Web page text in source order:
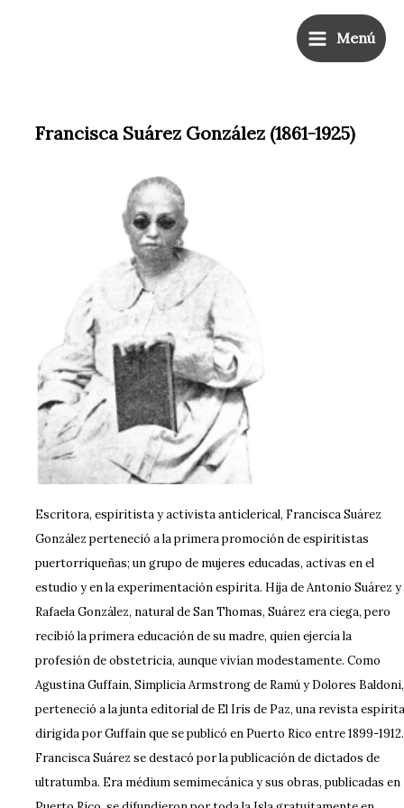
Main
Menu
Menú
Francisca Suárez González (1861-1925)
Escritora, espiritista y activista anticlerical, Francisca Suárez
González perteneció a la primera promoción de espiritistas
puertorriqueñas; un grupo de mujeres educadas, activas en el
estudio y en la experimentación espírita. Hija de Antonio Suárez y
Rafaela González, natural de San Thomas, Suárez era ciega, pero
recibió la primera educación de su madre, quien ejercía la
profesión de obstetricia, aunque vivían modestamente. Como
Agustina Guffain, Simplicia Armstrong de Ramú y Dolores Baldoni,
perteneció a la junta editorial de El Iris de Paz, una revista espírita
dirigida por Guffain que se publicó en Puerto Rico entre 1899-1912.
Francisca Suárez se destacó por la publicación de dictados de
ultratumba. Era médium semimecánica y sus obras, publicadas en